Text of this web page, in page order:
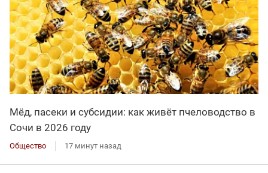
Мёд, пасеки и субсидии: как живёт пчеловодство в
Сочи в 2026 году
Общество 17 минут назад